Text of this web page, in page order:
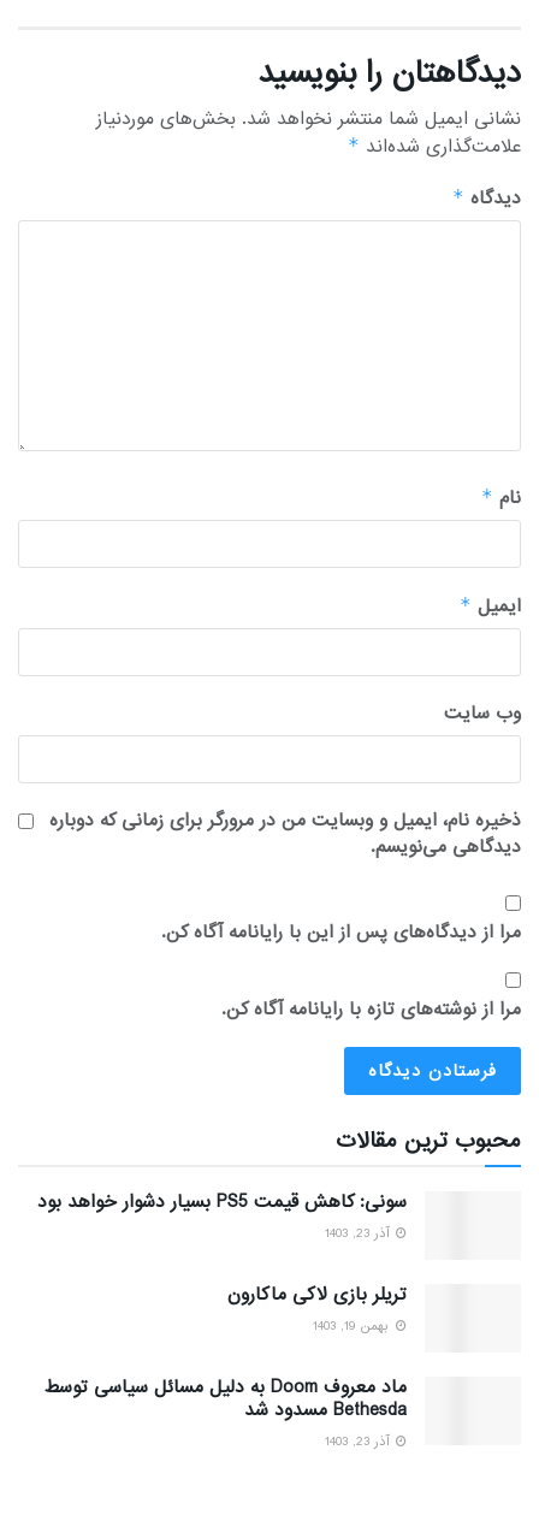
دیدگاهتان را بنویسید
نشانی ایمیل شما منتشر نخواهد شد. بخش‌های موردنیاز
علامت‌گذاری شده‌اند *
دیدگاه *
نام *
ایمیل *
وب‌ سایت
ذخیره نام، ایمیل و وبسایت من در مرورگر برای زمانی که دوباره
دیدگاهی می‌نویسم.
مرا از دیدگاه‌های پس از این با رایانامه آگاه کن.
مرا از نوشته‌های تازه با رایانامه آگاه کن.
محبوب ترین مقالات
سونی: کاهش قیمت PS5 بسیار دشوار خواهد بود
آذر 23, 1403
تریلر بازی لاکی ماکارون
بهمن 19, 1403
ماد معروف Doom به دلیل مسائل سیاسی توسط
Bethesda مسدود شد
آذر 23, 1403